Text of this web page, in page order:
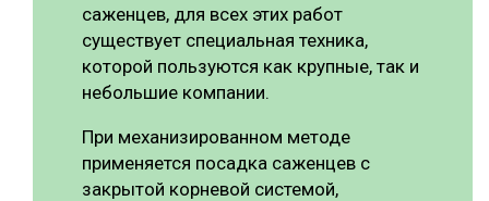
саженцев, для всех этих работ
существует специальная техника,
которой пользуются как крупные, так и
небольшие компании.
При механизированном методе
применяется посадка саженцев с
закрытой корневой системой,